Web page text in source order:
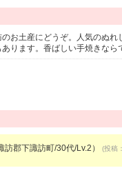
お土産にどうぞ。人気のぬ
ります。香ばしい手焼きな
訪郡下諏訪町/30代/Lv.2） (投稿